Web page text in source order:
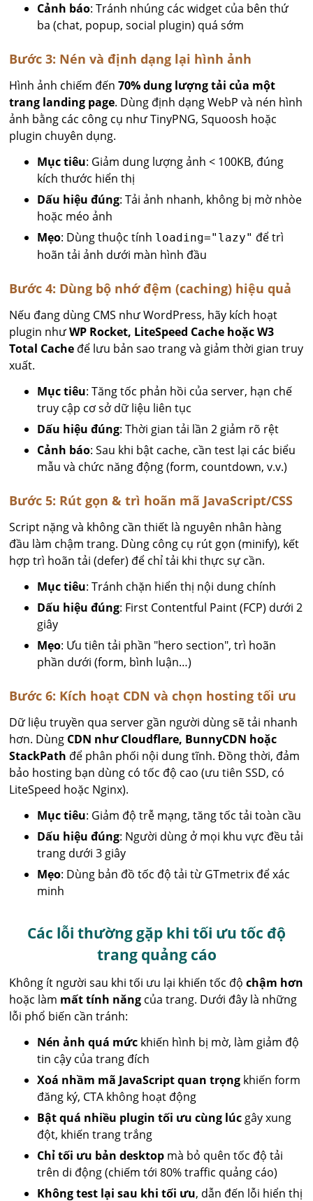
Cảnh báo: Tránh nhúng các widget của bên thứ
ba (chat, popup, social plugin) quá sớm
Bước 3: Nén và định dạng lại hình ảnh
Hình ảnh chiếm đến70% dung lượng tải của một
trang landing page. Dùng định dạng WebP và nén hình
ảnh bằng các công cụ như TinyPNG, Squoosh hoặc
plugin chuyên dụng.
Mục tiêu: Giảm dung lượng ảnh < 100KB, đúng
kích thước hiển thị
Dấu hiệu đúng: Tải ảnh nhanh, không bị mờ nhòe
hoặc méo ảnh
Mẹo: Dùng thuộc tính loading="lazy" để trì
hoãn tải ảnh dưới màn hình đầu
Bước 4: Dùng bộ nhớ đệm (caching) hiệu quả
Nếu đang dùng CMS như WordPress, hãy kích hoạt
plugin nhưWP Rocket, LiteSpeed Cache hoặc W3
Total Cache để lưu bản sao trang và giảm thời gian truy
xuất.
Mục tiêu: Tăng tốc phản hồi của server, hạn chế
truy cập cơ sở dữ liệu liên tục
Dấu hiệu đúng: Thời gian tải lần 2 giảm rõ rệt
Cảnh báo: Sau khi bật cache, cần test lại các biểu
mẫu và chức năng động (form, countdown, v.v.)
Bước 5: Rút gọn & trì hoãn mã JavaScript/CSS
Script nặng và không cần thiết là nguyên nhân hàng
đầu làm chậm trang. Dùng công cụ rút gọn (minify), kết
hợp trì hoãn tải (defer) để chỉ tải khi thực sự cần.
Mục tiêu: Tránh chặn hiển thị nội dung chính
Dấu hiệu đúng: First Contentful Paint (FCP) dưới 2
giây
Mẹo: Ưu tiên tải phần "hero section", trì hoãn
phần dưới (form, bình luận…)
Bước 6: Kích hoạt CDN và chọn hosting tối ưu
Dữ liệu truyền qua server gần người dùng sẽ tải nhanh
hơn. Dùng CDN như Cloudflare, BunnyCDN hoặc
StackPath để phân phối nội dung tĩnh. Đồng thời, đảm
bảo hosting bạn dùng có tốc độ cao (ưu tiên SSD, có
LiteSpeed hoặc Nginx).
Mục tiêu: Giảm độ trễ mạng, tăng tốc tải toàn cầu
Dấu hiệu đúng: Người dùng ở mọi khu vực đều tải
trang dưới 3 giây
Mẹo: Dùng bản đồ tốc độ tải từ GTmetrix để xác
minh
Các lỗi thường gặp khi tối ưu tốc độ
trang quảng cáo
Không ít người sau khi tối ưu lại khiến tốc độchậm hơn
hoặc làm mất tính năng của trang. Dưới đây là những
lỗi phổ biến cần tránh:
Nén ảnh quá mức khiến hình bị mờ, làm giảm độ
tin cậy của trang đích
Xoá nhầm mã JavaScript quan trọng khiến form
đăng ký, CTA không hoạt động
Bật quá nhiều plugin tối ưu cùng lúc gây xung
đột, khiến trang trắng
Chỉ tối ưu bản desktop mà bỏ quên tốc độ tải
trên di động (chiếm tới 80% traffic quảng cáo)
Không test lại sau khi tối ưu, dẫn đến lỗi hiển thị